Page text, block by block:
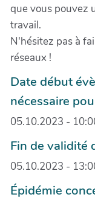
que vous pouvez
travail.
N'hésitez pas à
réseaux !
Date début
nécessaire
05.10.2023 -
Fin de validité
05.10.2023 -
Épidémie